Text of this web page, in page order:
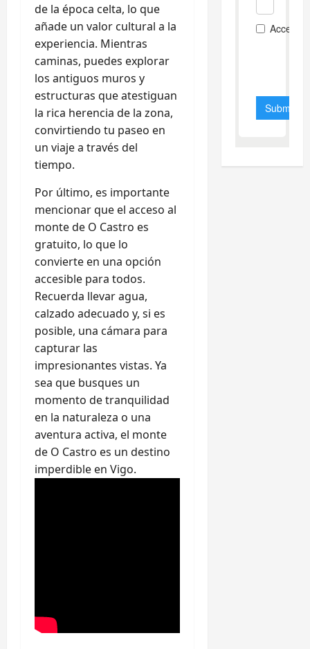
de la época celta, lo que
añade un valor cultural a la
experiencia. Mientras
caminas, puedes explorar
los antiguos muros y
estructuras que atestiguan
la rica herencia de la zona,
convirtiendo tu paseo en
un viaje a través del
tiempo.
Por último, es importante
mencionar que el acceso al
monte de O Castro es
gratuito, lo que lo
convierte en una opción
accesible para todos.
Recuerda llevar agua,
calzado adecuado y, si es
posible, una cámara para
capturar las
impresionantes vistas. Ya
sea que busques un
momento de tranquilidad
en la naturaleza o una
aventura activa, el monte
de O Castro es un destino
imperdible en Vigo.